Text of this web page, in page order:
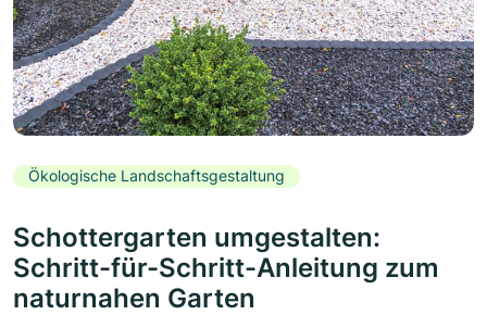
Ökologische Landschaftsgestaltung
Schottergarten umgestalten:
Schritt-für-Schritt-Anleitung zum
naturnahen Garten